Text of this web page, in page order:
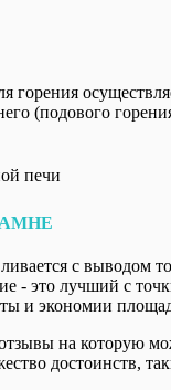
горения
(подового
печи
с выводом
- это лучший с
и экономии
на которую
достоинств,